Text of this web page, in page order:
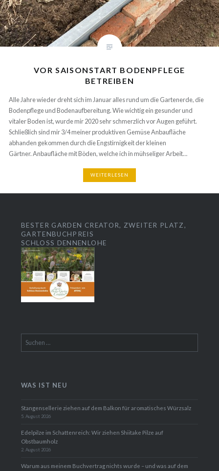
VOR SAISONSTART BODENPFLEGE
BETREIBEN
Alle Jahre wieder dreht sich im Januar alles rund um die Gartenerde, die
Bodenpflege und Bodenaufbereitung. Wie wichtig ein gesunder und
vitaler Boden ist, wurde mir 2020 sehr schmerzlich vor Augen geführt.
Schließlich sind mir 3/4 meiner produktiven Gemüse Anbaufläche
abhanden gekommen durch die Engstirnigkeit der kleinen
Gärtner. Anbaufläche mit Böden, welche ich in mühseliger Arbeit…
WEITERLESEN
BESTER GARDEN CREATOR, ZWEITER PLATZ,
GARTENBUCHPREIS
SCHLOSS DENNENLOHE
nach:
WAS IST NEU
Stangensellerie ziehen auf dem Balkon für aromatisches Würzsalz
5. August 2026
Edelpilze im Schattenreich: Wir ziehen Shiitake Pilze auf
Obstbaumholz
2. August 2026
Warum aus meinem Buchvertrag nichts wurde – und was auf dem